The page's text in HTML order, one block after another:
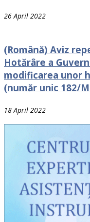
26 April 2022
(Română) Aviz
Hotărâre a
modificarea unor
(număr unic 182/
18 April 2022